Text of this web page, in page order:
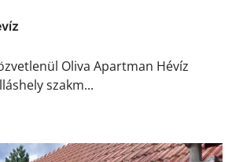
Oliva Apartman Hévíz
szakm...